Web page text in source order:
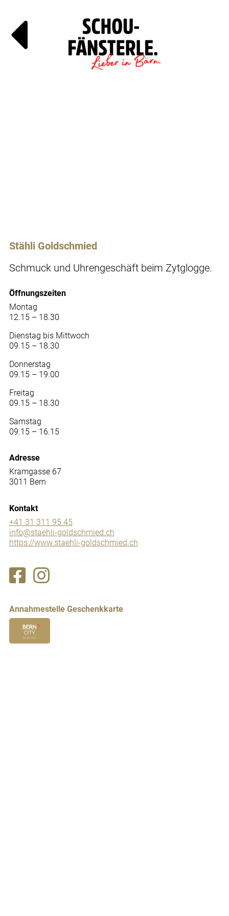
Stähli Goldschmied
Schmuck und Uhrengeschäft beim Zytglogge.
Öffnungszeiten
Montag
12.15 – 18.30
Dienstag bis Mittwoch
09.15 – 18.30
Donnerstag
09.15 – 19.00
Freitag
09.15 – 18.30
Samstag
09.15 – 16.15
Adresse
Kramgasse 67
3011 Bern
Kontakt
+41 31 311 95 45
info@staehli-goldschmied.ch
https://www.staehli-goldschmied.ch
Annahmestelle Geschenkkarte